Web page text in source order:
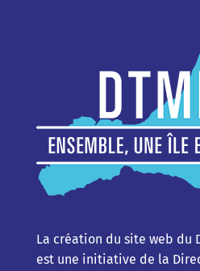
La création du site web du
est une initiative de la